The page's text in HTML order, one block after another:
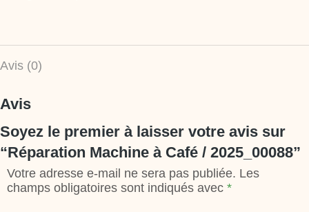
Avis (0)
Avis
Soyez le premier à laisser votre avis sur
“Réparation Machine à Café / 2025_00088”
Votre adresse e-mail ne sera pas publiée. Les
champs obligatoires sont indiqués avec *